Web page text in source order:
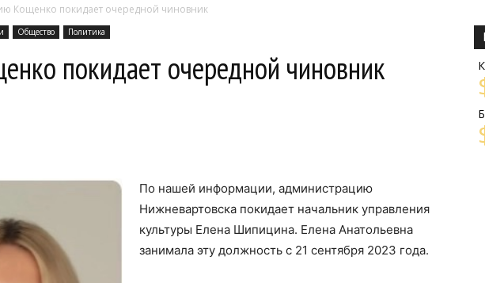
Кощенко покидает очередной чиновник
Общество Политика
покидает очередной чиновник
По нашей информации, администрацию
Нижневартовска покидает начальник управления
культуры Елена Шипицина. Елена Анатольевна
занимала эту должность с 21 сентября 2023 года.